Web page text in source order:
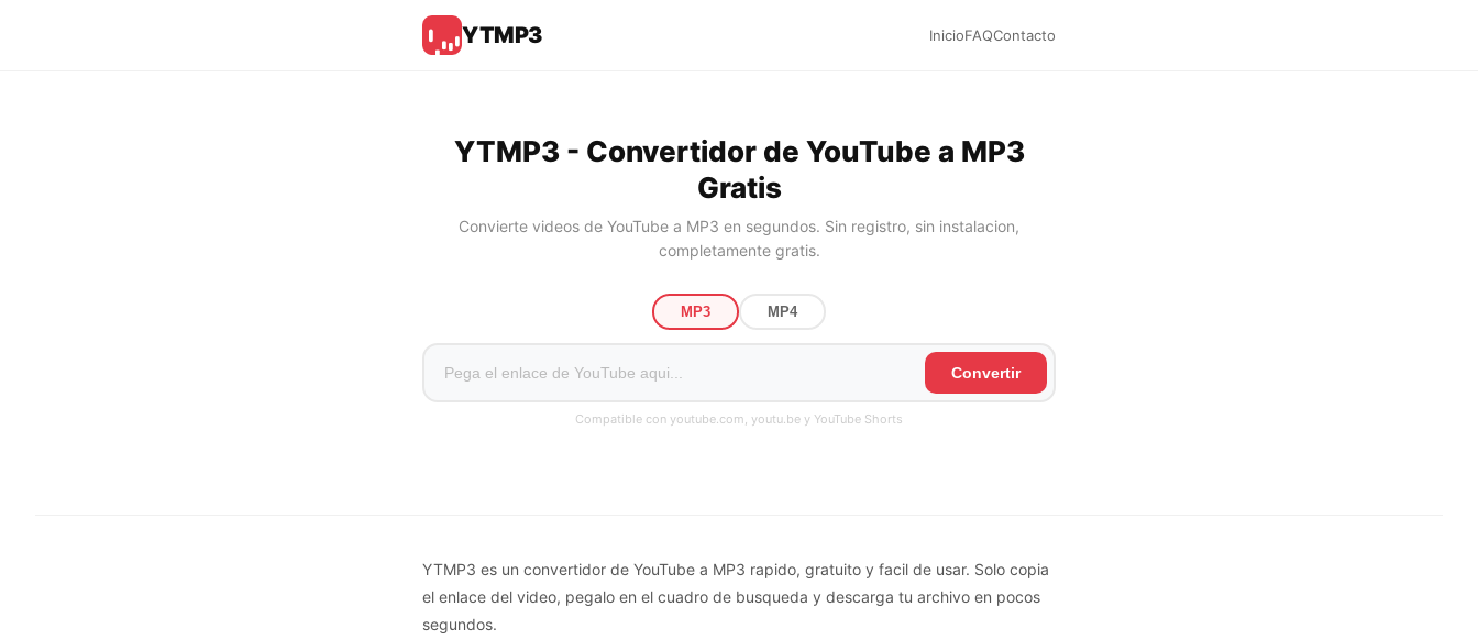
YTMP3 InicioFAQContacto
YTMP3 - Convertidor de YouTube a MP3
Gratis
Convierte videos de YouTube a MP3 en segundos. Sin registro, sin instalacion,
completamente gratis.
MP3 MP4
Convertir
Compatible con youtube.com, youtu.be y YouTube Shorts
YTMP3 es un convertidor de YouTube a MP3 rapido, gratuito y facil de usar. Solo copia
el enlace del video, pegalo en el cuadro de busqueda y descarga tu archivo en pocos
segundos.